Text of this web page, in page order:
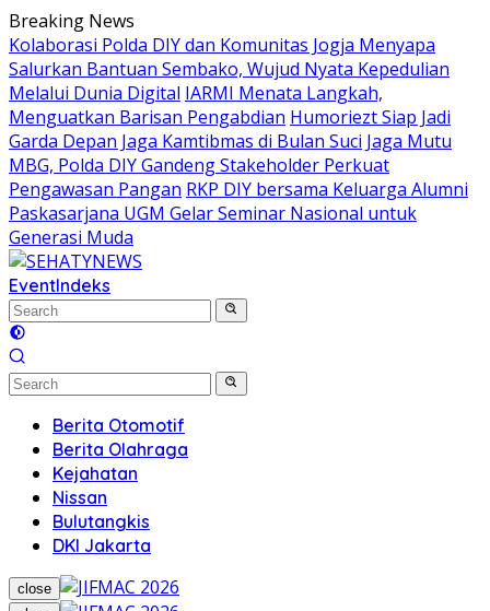
Skip
to
content
Breaking News
Kolaborasi Polda DIY dan Komunitas Jogja Menyapa
Salurkan Bantuan Sembako, Wujud Nyata Kepedulian
Melalui Dunia Digital IARMI Menata Langkah,
Menguatkan Barisan Pengabdian Humoriezt Siap Jadi
Garda Depan Jaga Kamtibmas di Bulan Suci Jaga Mutu
MBG, Polda DIY Gandeng Stakeholder Perkuat
Pengawasan Pangan RKP DIY bersama Keluarga Alumni
Paskasarjana UGM Gelar Seminar Nasional untuk
Generasi Muda
EventIndeks
Berita Otomotif
Berita Olahraga
Kejahatan
Nissan
Bulutangkis
DKI Jakarta
close